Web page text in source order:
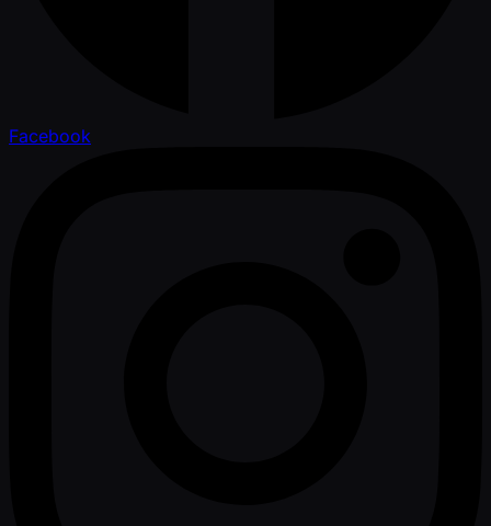
Facebook